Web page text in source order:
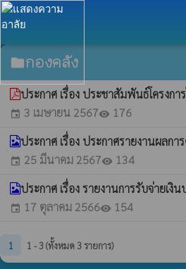
folderกองคลัง
ประกาศ เรื่อง ประชาสัมพันธ์โครง
event 3 เมษายน 2567visibility 176
ประกาศ เรื่อง ประกาศรายงานผล
event 25 มีนาคม 2567visibility 134
ประกาศ เรื่อง รายงานการรับจ่าย
event 17 ตุลาคม 2566visibility 154
1 1 - 3 (ทั้งหมด 3 รายการ)